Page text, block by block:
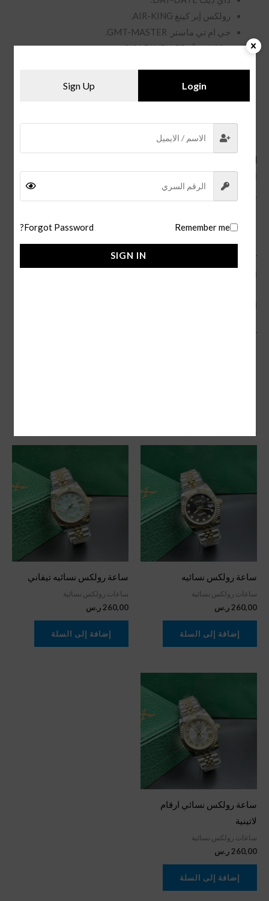
رولكس إير كينغ AIR-KING.
جي ام تي ماستر GMT-MASTER.
سكاي دويلَرSKY-DWELLER.
يخت ماستر
YACHT-MASTER.
اسعار ساعات رولكس درجة اولى
للكوالتي العاليه ,
ولكن الكوالتي المنخفضة اسعارها في حدود 180 .
كم سعر ساعة رولكس الاصليه؟
كما يتوفر لدينا
منتجات ذات صلة
ساعة رولكس نسائيه
ساعات رولكس نسائية
260,00ر.س
إضافة إلى السلة
ساعة رولكس نسائيه تيفاني
ساعات رولكس نسائية
260,00ر.س
إضافة إلى السلة
ساعة رولكس نسائي ارقام
لاتينية
ساعات رولكس نسائية
260,00ر.س
إضافة إلى السلة
Login
Sign Up
Remember me
Forgot Password?
SIGN IN